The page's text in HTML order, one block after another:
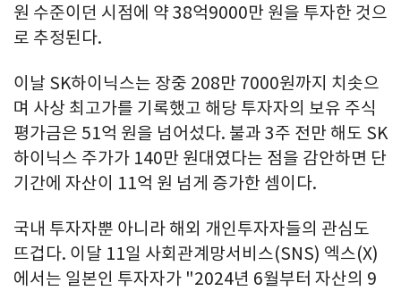
원 수준이던 시점에 약 38억9000만 원을 투자한 것으
로 추정된다.
이날 SK하이닉스는 장중 208만 7000원까지 치솟으
며 사상 최고가를 기록했고 해당 투자자의 보유 주식
평가금은 51억 원을 넘어섰다. 불과 3주 전만 해도 SK
하이닉스 주가가 140만 원대였다는 점을 감안하면 단
기간에 자산이 11억 원 넘게 증가한 셈이다.
국내 투자자뿐 아니라 해외 개인투자자들의 관심도
뜨겁다. 이달 11일 사회관계망서비스(SNS) 엑스(X)
에서는 일본인 투자자가 "2024년 6월부터 자산의 9